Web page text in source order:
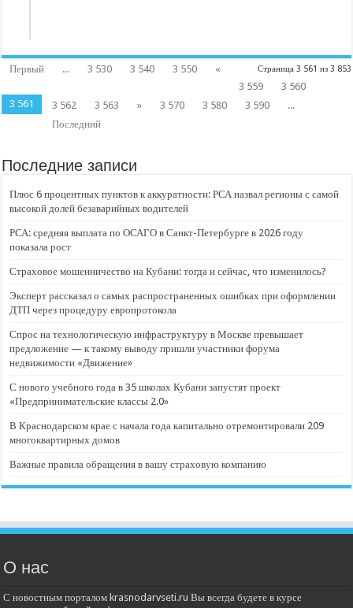
Страница 3 561 из 3 853
Первый ... 3 530 3 540 3 550
«
3 559
3 560
3 561
3 562 3 563 » 3 570 3 580 3 590
...
Последний
Последние записи
Плюс 6 процентных пунктов к аккуратности: РСА назвал регионы с самой
высокой долей безаварийных водителей
РСА: средняя выплата по ОСАГО в Санкт-Петербурге в 2026 году
показала рост
Страховое мошенничество на Кубани: тогда и сейчас, что изменилось?
Эксперт рассказал о самых распространенных ошибках при оформлении
ДТП через процедуру европротокола
Спрос на технологическую инфраструктуру в Москве превышает
предложение — к такому выводу пришли участники форума
недвижимости «Движение»
С нового учебного года в 35 школах Кубани запустят проект
«Предпринимательские классы 2.0»
В Краснодарском крае с начала года капитально отремонтировали 209
многоквартирных домов
Важные правила обращения в вашу страховую компанию
О нас
С новостным порталом krasnodarvseti.ru Вы всегда будете в курсе